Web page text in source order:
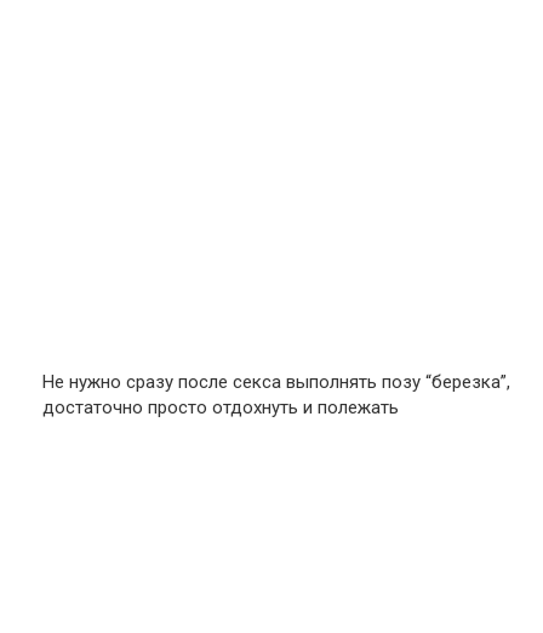
Не нужно сразу после секса выполнять позу “березка”,
достаточно просто отдохнуть и полежать